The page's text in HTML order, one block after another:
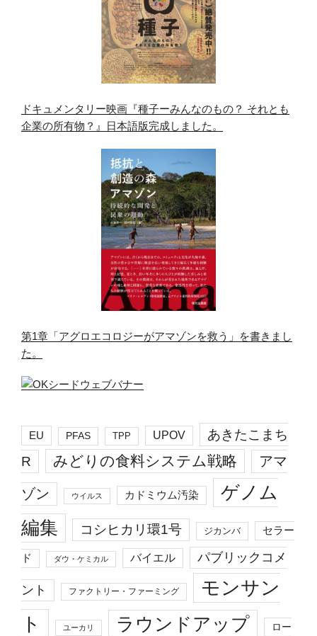
ドキュメンタリー映画『種子ーみんなのもの？ それとも
企業の所有物？』日本語版完成しました。
第1章「アグロエコロジーがアマゾンを救う」を書きまし
た。
EU PFAS TPP UPOV
あきたこまち
R
みどりの食料システム戦略 アマ
ゾン ウイルス カドミウム汚染
ゲノム
編集
コシヒカリ環1号 ジカンバ セラー
ド ダウ・ケミカル バイエル パブリックコメ
ント ファクトリー・ファーミング
モンサン
ト
ユーカリ ラウンドアップ ロー